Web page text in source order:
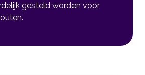
gesteld worden voor